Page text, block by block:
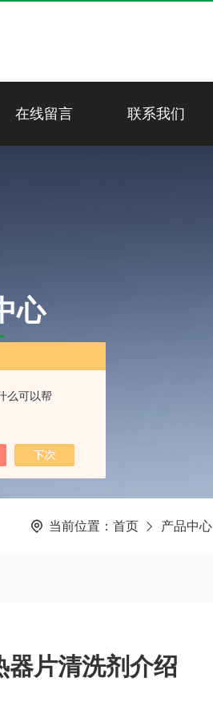
么可以帮
在线留言 联系我们
心
当前位置： 首页 产品中心
器片清洗剂介绍